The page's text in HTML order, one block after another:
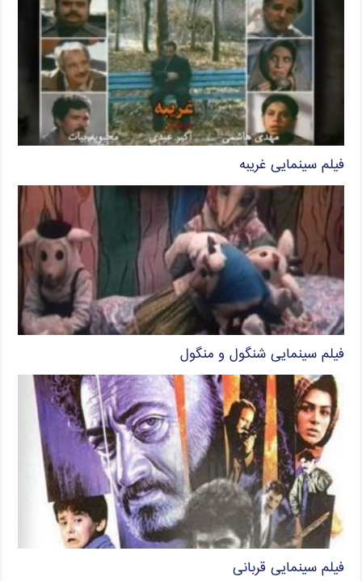
فیلم سینمایی غریبه
فیلم سینمایی شنگول و منگول
فیلم سینمایی قربانی